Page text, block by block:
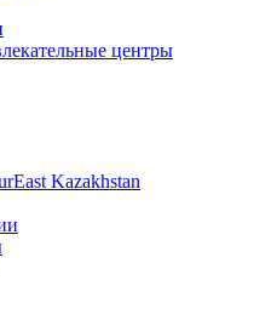
центры
Kazakhstan